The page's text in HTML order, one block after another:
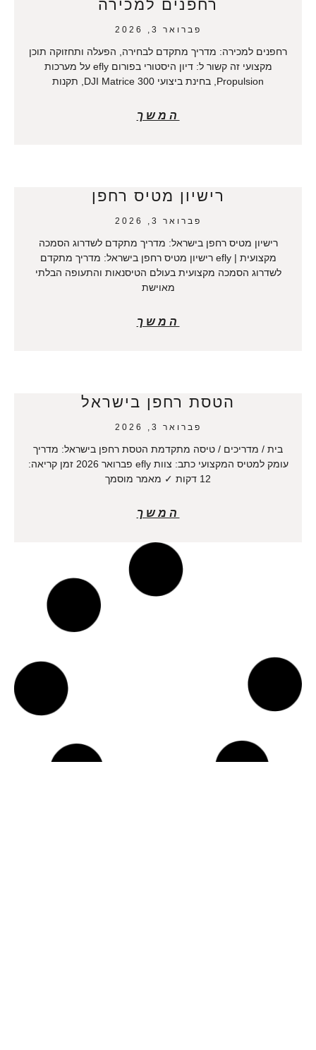
רחפנים למכירה
פברואר 3, 2026
רחפנים למכירה: מדריך מתקדם לבחירה, הפעלה ותחזוקה תוכן
מקצועי זה קשור ל: דיון היסטורי בפורום efly על מערכות
Propulsion, בחינת ביצועי DJI Matrice 300, תקנות
המשך
רישיון מטיס רחפן
פברואר 3, 2026
רישיון מטיס רחפן בישראל: מדריך מתקדם לשדרוג הסמכה
מקצועית | efly רישיון מטיס רחפן בישראל: מדריך מתקדם
לשדרוג הסמכה מקצועית בעולם הטיסנאות והתעופה הבלתי
מאוישת
המשך
הטסת רחפן בישראל
פברואר 3, 2026
בית / מדריכים / טיסה מתקדמת הטסת רחפן בישראל: מדריך
עומק למטיס המקצועי כתב: צוות efly פברואר 2026 זמן קריאה:
12 דקות ✓ מאמר מוסמך
המשך